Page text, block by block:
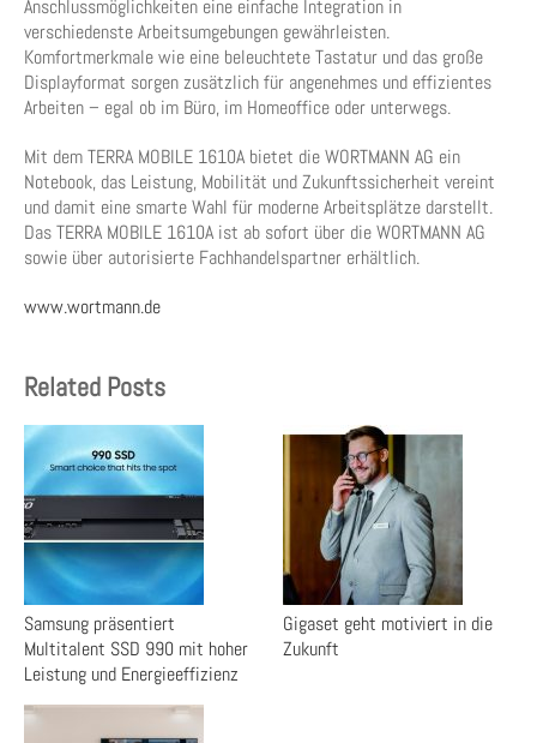
Anschlussmöglichkeiten eine einfache Integration in
verschiedenste Arbeitsumgebungen gewährleisten.
Komfortmerkmale wie eine beleuchtete Tastatur und das große
Displayformat sorgen zusätzlich für angenehmes und effizientes
Arbeiten – egal ob im Büro, im Homeoffice oder unterwegs.
Mit dem TERRA MOBILE 1610A bietet die WORTMANN AG ein
Notebook, das Leistung, Mobilität und Zukunftssicherheit vereint
und damit eine smarte Wahl für moderne Arbeitsplätze darstellt.
Das TERRA MOBILE 1610A ist ab sofort über die WORTMANN AG
sowie über autorisierte Fachhandelspartner erhältlich.
www.wortmann.de
Related Posts
Samsung präsentiert
Multitalent SSD 990 mit hoher
Leistung und Energieeffizienz
Gigaset geht motiviert in die
Zukunft